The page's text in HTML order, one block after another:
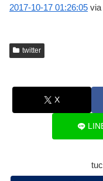
2017-10-17 01:26:05 via
twitter
X